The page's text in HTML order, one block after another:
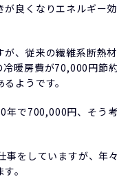
が良くなりエネルギー
、従来の繊維系断熱材
冷暖房費が70,000円節
ようです。
年で700,000円、そう
事をしていますが、年
。